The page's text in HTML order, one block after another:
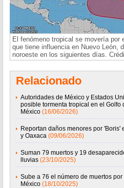
El fenómeno tropical se movería por
que tiene influencia en Nuevo León,
noroeste en los siguientes días.
Relacionado
Autoridades de México y Estados
posible tormenta tropical en el Golfo
México (16/06/2026)
Reportan daños menores por 'Boris'
y Oaxaca (09/06/2026)
Suman 79 muertos y 19
lluvias (23/10/2025)
Sube a 76 el número de muertos por
México (18/10/2025)